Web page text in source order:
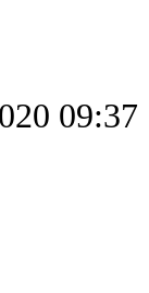
09:37